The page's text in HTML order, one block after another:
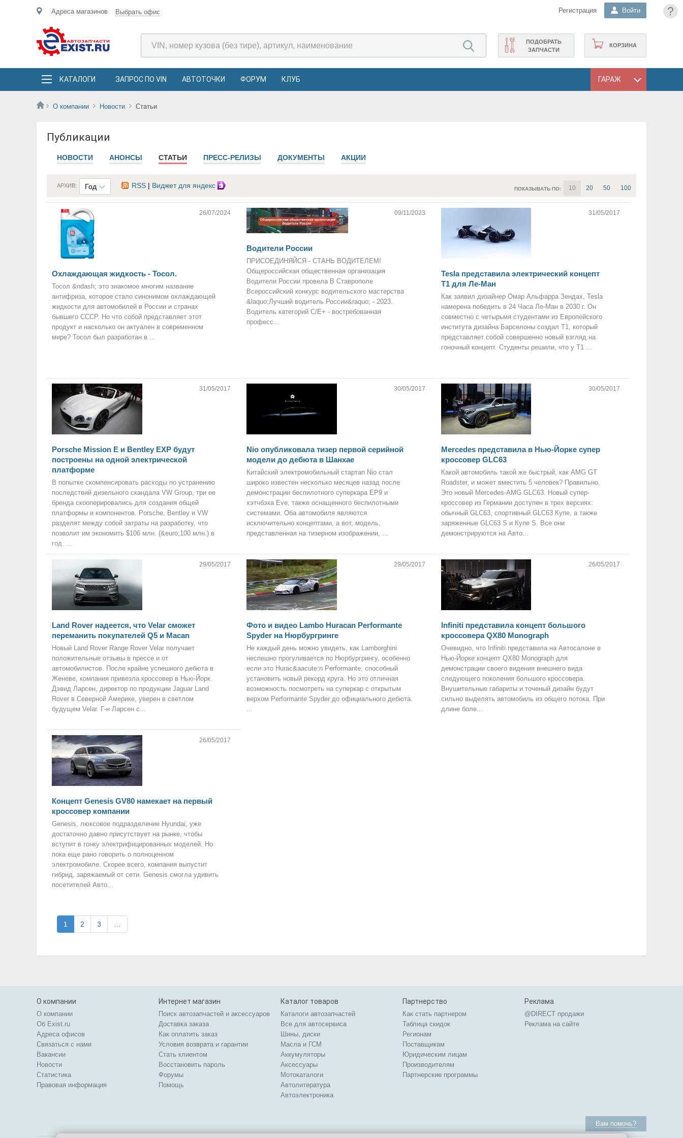
?
Адреса магазинов Выбрать офис Регистрация Войти
КОРЗИНА
ПОДОБРАТЬ
ЗАПЧАСТИ
КАТАЛОГИ ЗАПРОС ПО VIN АВТОТОЧКИ ФОРУМ КЛУБ ГАРАЖ
О компании Новости Статьи
Публикации
НОВОСТИ АНОНСЫ СТАТЬИ ПРЕСС-РЕЛИЗЫ ДОКУМЕНТЫ АКЦИИ
Год
АРХИВ: RSS | Виджет для яндекс ПОКАЗЫВАТЬ ПО: 10 20 50 100
26/07/2024
Охлаждающая жидкость - Тосол.
Тосол &ndash; это знакомое многим название
антифриза, которое стало синонимом охлаждающей
жидкости для автомобилей в России и странах
бывшего СССР. Но что собой представляет этот
продукт и насколько он актуален в современном
мире? Тосол был разработан в ...
09/11/2023
Водители России
ПРИСОЕДИНЯЙСЯ - СТАНЬ ВОДИТЕЛЕМ!
Общероссийская общественная организация
Водители России провела В Ставрополе
Всероссийский конкурс водительского мастерства
&laquo;Лучший водитель России&raquo; - 2023.
Водитель категорий С/Е+ - востребованная
професс...
31/05/2017
Tesla представила электрический концепт
T1 для Ле-Ман
Как заявил дизайнер Омар Альфарра Зендах, Tesla
намерена победить в 24 Часа Ле-Ман в 2030 г. Он
совместно с четырьмя студентами из Европейского
института дизайна Барселоны создал Т1, который
представляет собой совершенно новый взгляд на
гоночный концепт. Студенты решили, что у Т1 ...
31/05/2017
Porsche Mission E и Bentley EXP будут
построены на одной электрической
платформе
В попытке скомпенсировать расходы по устранению
последствий дизельного скандала VW Group, три ее
бренда скооперировались для создания общей
платформы и компонентов. Porsche, Bentley и VW
разделят между собой затраты на разработку, что
позволит им экономить $106 млн. (&euro;100 млн.) в
год. ...
30/05/2017
Nio опубликовала тизер первой серийной
модели до дебюта в Шанхае
Китайский электромобильный стартап Nio стал
широко известен несколько месяцев назад после
демонстрации беспилотного суперкара EP9 и
хэтчбэка Eve, также оснащенного беспилотными
системами. Оба автомобиля являются
исключительно концептами, а вот, модель,
представленная на тизерном изображении, ...
30/05/2017
Mercedes представила в Нью-Йорке супер
кроссовер GLC63
Какой автомобиль такой же быстрый, как AMG GT
Roadster, и может вместить 5 человек? Правильно.
Это новый Mercedes-AMG GLC63. Новый супер-
кроссовер из Германии доступен в трех версиях:
обычный GLC63, спортивный GLC63 Купе, а также
заряженные GLC63 S и Купе S. Все они
демонстрируются на Авто...
29/05/2017
Land Rover надеется, что Velar сможет
переманить покупателей Q5 и Macan
Новый Land Rover Range Rover Velar получает
положительные отзывы в прессе и от
автомобилистов. После крайне успешного дебюта в
Женеве, компания привезла кроссовер в Нью-Йорк.
Дэвид Ларсен, директор по продукции Jaguar Land
Rover в Северной Америке, уверен в светлом
будущем Velar. Г-н Ларсен с...
29/05/2017
Фото и видео Lambo Huracan Performante
Spyder на Нюрбургринге
Не каждый день можно увидеть, как Lamborghini
неспешно прогуливается по Нюрбургрингу, особенно
если это Hurac&aacute;n Performante, способный
установить новый рекорд круга. Но это отличная
возможность посмотреть на суперкар с открытым
верхом Performante Spyder до официального дебюта.
...
26/05/2017
Infiniti представила концепт большого
кроссовера QX80 Monograph
Очевидно, что Infiniti представила на Автосалоне в
Нью-Йорке концепт QX80 Monograph для
демонстрации своего видения внешнего вида
следующего поколения большого кроссовера.
Внушительные габариты и точеный дизайн будут
сильно выделять автомобиль из общего потока. При
длине боле...
26/05/2017
Концепт Genesis GV80 намекает на первый
кроссовер компании
Genesis, люксовое подразделение Hyundai, уже
достаточно давно присутствует на рынке, чтобы
вступит в гонку электрифицированных моделей. Но
пока еще рано говорить о полноценном
электромобиле. Скорее всего, компания выпустит
гибрид, заряжаемый от сети. Genesis смогла удивить
посетителей Авто...
1 2 3
О компании
О компании
Об Exist.ru
Адреса офисов
Связаться с нами
Вакансии
Новости
Статистика
Правовая информация
Интернет магазин
Поиск автозапчастей и аксессуаров
Доставка заказа
Как оплатить заказ
Условия возврата и гарантии
Стать клиентом
Восстановить пароль
Форумы
Помощь
Каталог товаров
Каталоги автозапчастей
Все для автосервиса
Шины, диски
Масла и ГСМ
Аккумуляторы
Аксессуары
Мотокаталоги
Автолитература
Автоэлектроника
Партнерство
Как стать партнером
Таблица скидок
Регионам
Поставщикам
Юридическим лицам
Производителям
Партнерские программы
Реклама
@DIRECT продажи
Реклама на сайте
Вам помочь?